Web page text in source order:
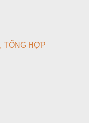
TỔNG HỢP